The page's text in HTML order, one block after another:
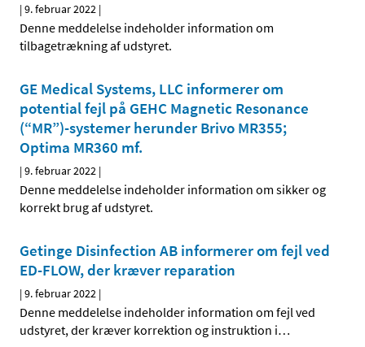
|9. februar 2022 |
Denne meddelelse indeholder information om
tilbagetrækning af udstyret.
GE Medical Systems, LLC informerer om
potential fejl på GEHC Magnetic Resonance
(“MR”)-systemer herunder Brivo MR355;
Optima MR360 mf.
|9. februar 2022 |
Denne meddelelse indeholder information om sikker og
korrekt brug af udstyret.
Getinge Disinfection AB informerer om fejl ved
ED-FLOW, der kræver reparation
|9. februar 2022 |
Denne meddelelse indeholder information om fejl ved
udstyret, der kræver korrektion og instruktion i…